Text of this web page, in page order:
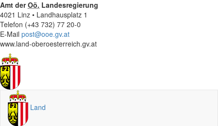
Amt derOö. Landesregierung
4021 Linz • Landhausplatz 1
Telefon (+43 732) 77 20-0
E-Mail post@ooe.gv.at
www.land-oberoesterreich.gv.at
Land